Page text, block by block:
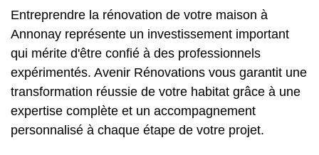
Entreprendre la rénovation de votre maison à
Annonay représente un investissement important
qui mérite d'être confié à des professionnels
expérimentés. Avenir Rénovations vous garantit une
transformation réussie de votre habitat grâce à une
expertise complète et un accompagnement
personnalisé à chaque étape de votre projet.